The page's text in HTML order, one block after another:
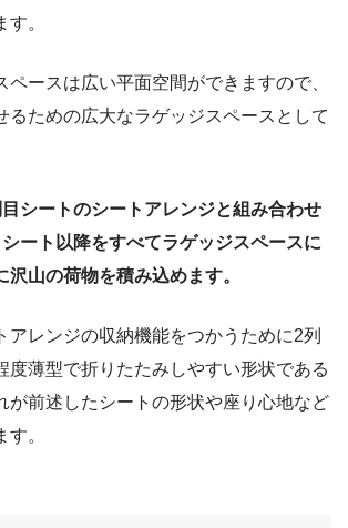
。
ペースは広い平面空間ができますので、
るための広大なラゲッジスペースとして
シートのシートアレンジと組み合わせ
ート以降をすべてラゲッジスペースに
沢山の荷物を積み込めます。
アレンジの収納機能をつかうために2列
度薄型で折りたたみしやすい形状である
が前述したシートの形状や座り心地など
。